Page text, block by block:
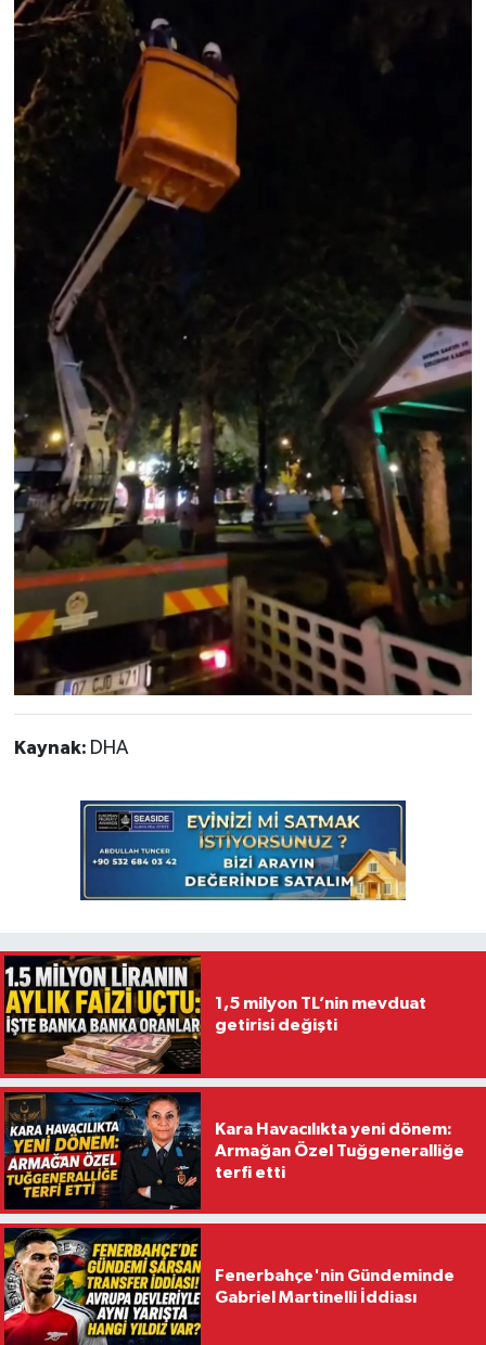
Kaynak: DHA
1,5 milyon TL’nin mevduat
getirisi değişti
Kara Havacılıkta yeni dönem:
Armağan Özel Tuğgeneralliğe
terfi etti
Fenerbahçe'nin Gündeminde
Gabriel Martinelli İddiası